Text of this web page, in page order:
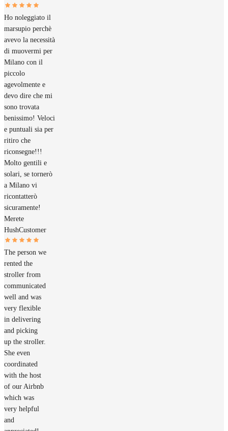
Ho noleggiato il
marsupio perchè
avevo la necessità
di muovermi per
Milano con il
piccolo
agevolmente e
devo dire che mi
sono trovata
benissimo! Veloci
e puntuali sia per
ritiro che
riconsegne!!!
Molto gentili e
solari, se tornerò
a Milano vi
ricontatterò
sicuramente!
Merete
HushCustomer
The person we
rented the
stroller from
communicated
well and was
very flexible
in delivering
and picking
up the stroller.
She even
coordinated
with the host
of our Airbnb
which was
very helpful
and